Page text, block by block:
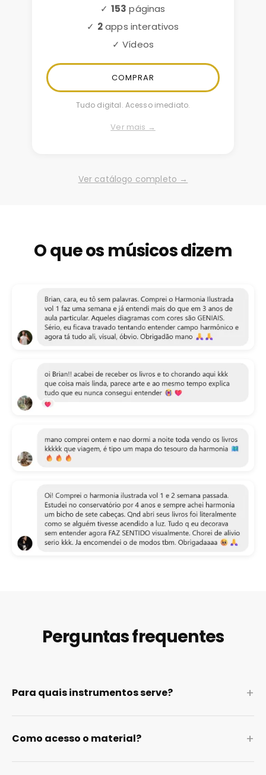
✓ 153 páginas
✓ 2apps interativos
✓ Vídeos
COMPRAR
Tudo digital. Acesso imediato.
Ver mais →
Ver catálogo completo →
O que os músicos dizem
Perguntas frequentes
Para quais instrumentos serve? +
Como acesso o material? +